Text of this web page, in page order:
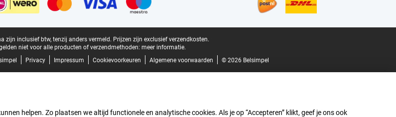
zijn inclusief btw, tenzij anders vermeld. Prijzen zijn exclusief verzendkosten.
niet voor alle producten of verzendmethoden: meer informatie.
Privacy Impressum Cookievoorkeuren Algemene voorwaarden © 2026 Belsimpel
helpen. Zo plaatsen we altijd functionele en analytische cookies. Als je op “Accepteren” klikt, geef je ons ook